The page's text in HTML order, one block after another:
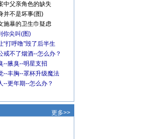
中父亲角色的缺失
并不是坏事(图)
施暴的卫生巾疑虑
你尖叫(图)
“打呼噜”毁了后半生
戒不了烟酒--怎么办？
--腋臭--明星支招
--丰胸--罩杯升级魔法
--更年期--怎么办？
更多>>